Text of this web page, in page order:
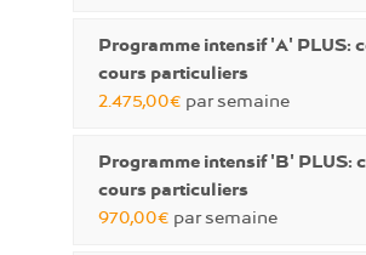
Programme intensif 'A' PLUS:
cours particuliers
2.475,00€ par semaine
Programme intensif 'B' PLUS:
cours particuliers
970,00€ par semaine